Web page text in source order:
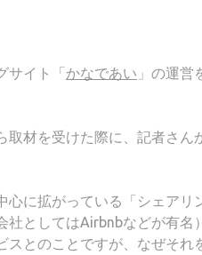
サイト「かなであい 」の運
取材を受けた際に、記者さ
に拡がっている「シェアリ
社としてはAirbnbなどが有
スとのことですが、なぜそ